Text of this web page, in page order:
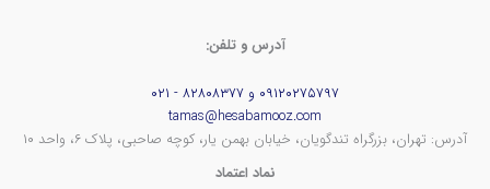
آدرس و تلفن:
۰۹۱۲۰۲۷۵۷۹۷ و ۸۲۸۰۸۳۷۷ - ۰۲۱
tamas@hesabamooz.com
آدرس: تهران، بزرگراه تندگویان، خیابان بهمن یار، کوچه صاحبی، پلاک ۶، واحد ۱۰
نماد اعتماد